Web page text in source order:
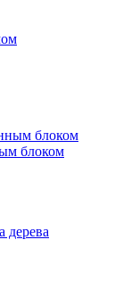
блоком
блоком
дерева